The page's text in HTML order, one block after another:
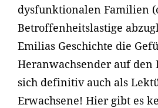
dysfunktionalen Familien
Betroffenheitslastige
Emilias Geschichte die
Heranwachsender auf den
sich definitiv auch als
Erwachsene! Hier gibt es